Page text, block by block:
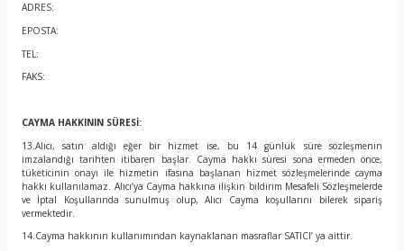
ADRES:
EPOSTA:
TEL:
FAKS:
CAYMA HAKKININ SÜRESİ:
13.Alıcı, satın aldığı eğer bir hizmet ise, bu 14 günlük süre sözleşmenin
imzalandığı tarihten itibaren başlar. Cayma hakkı süresi sona ermeden önce,
tüketicinin onayı ile hizmetin ifasına başlanan hizmet sözleşmelerinde cayma
hakkı kullanılamaz. Alıcı’ya Cayma hakkına ilişkin bildirim Mesafeli Sözleşmelerde
ve İptal Koşullarında sunulmuş olup, Alıcı Cayma koşullarını bilerek sipariş
vermektedir.
14.Cayma hakkının kullanımından kaynaklanan masraflar SATICI’ ya aittir.